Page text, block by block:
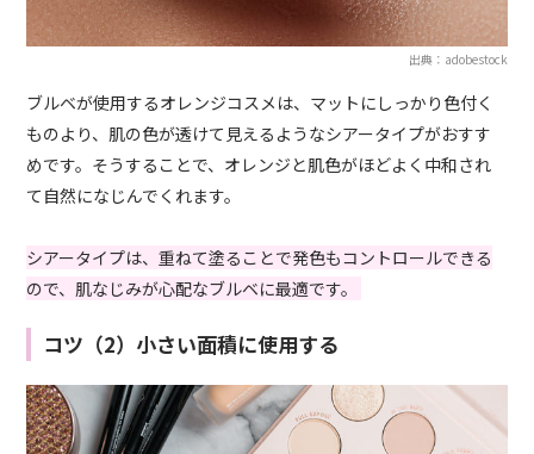
出典：adobestock
ブルベが使用するオレンジコスメは、マットにしっかり色付く
ものより、肌の色が透けて見えるようなシアータイプがおすす
めです。そうすることで、オレンジと肌色がほどよく中和され
て自然になじんでくれます。
シアータイプは、重ねて塗ることで発色もコントロールできる
ので、肌なじみが心配なブルベに最適です。
コツ（2）小さい面積に使用する